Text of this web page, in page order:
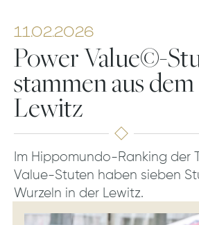
11.02.2026
Power Value©-
stammen aus
Lewitz
Im Hippomundo-Ranking der
Value-Stuten haben sieben
Wurzeln in der Lewitz.